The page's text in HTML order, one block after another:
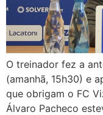
O treinador fez a
(amanhã, 15h30) e
que obrigam o FC
Álvaro Pacheco